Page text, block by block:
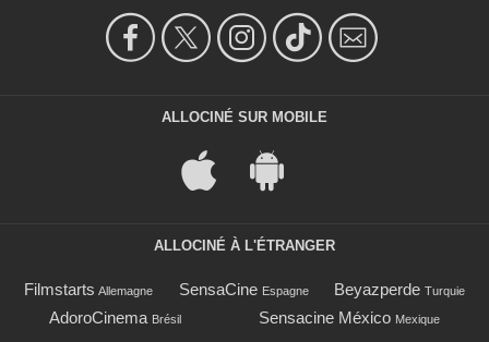
ALLOCINÉ SUR MOBILE
ALLOCINÉ À L'ÉTRANGER
Filmstarts Allemagne SensaCine Espagne Beyazperde Turquie
AdoroCinema Brésil Sensacine México Mexique